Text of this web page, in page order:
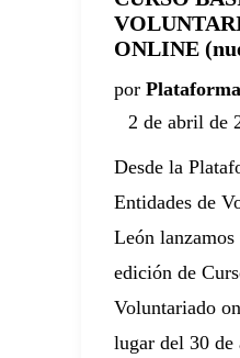
ONLINE
por
2 de abril de
Desde la
Entidades de
León lanzamos
edición de
Voluntariado
lugar del 30